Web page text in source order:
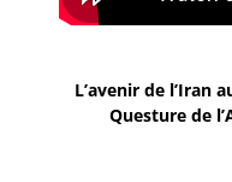
L’avenir de l’Iran
Questure de